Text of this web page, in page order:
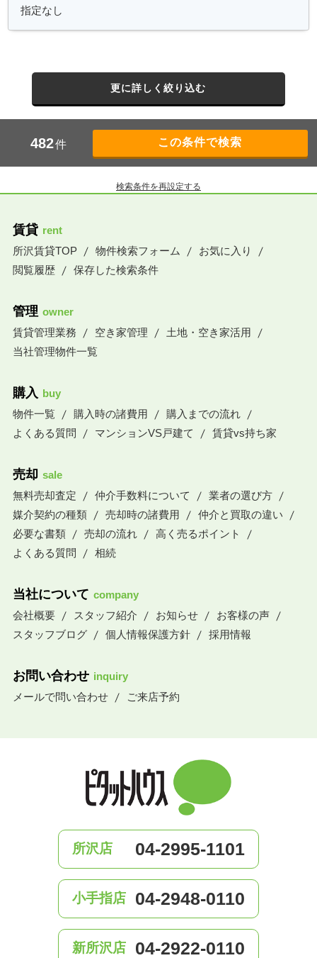
更に詳しく絞り込む
482件
検索条件を再設定する
賃貸 rent
所沢賃貸TOP
物件検索フォーム
お気に入り
閲覧履歴
保存した検索条件
管理 owner
賃貸管理業務
空き家管理
土地・空き家活用
当社管理物件一覧
購入 buy
物件一覧
購入時の諸費用
購入までの流れ
よくある質問
マンションVS戸建て 賃貸vs持ち家
売却 sale
無料売却査定
仲介手数料について
業者の選び方
媒介契約の種類
売却時の諸費用
仲介と買取の違い
必要な書類
売却の流れ
高く売るポイント
よくある質問
相続
当社について company
会社概要
スタッフ紹介 お知らせ
お客様の声
スタッフブログ
個人情報保護方針 採用情報
お問い合わせ inquiry
メールで問い合わせ
ご来店予約
所沢店 04-2995-1101
小手指店 04-2948-0110
新所沢店 04-2922-0110